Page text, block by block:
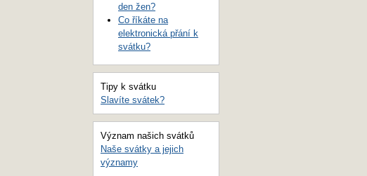
den žen?
Co říkáte na
elektronická přání k
svátku?
Tipy k svátku
Slavíte svátek?
Význam našich svátků
Naše svátky a jejich
významy